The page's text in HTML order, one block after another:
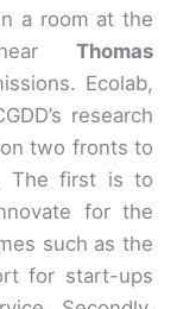
a room at the
Thomas
Ecolab,
research
two fronts to
The first is to
for the
such as the
for start-ups